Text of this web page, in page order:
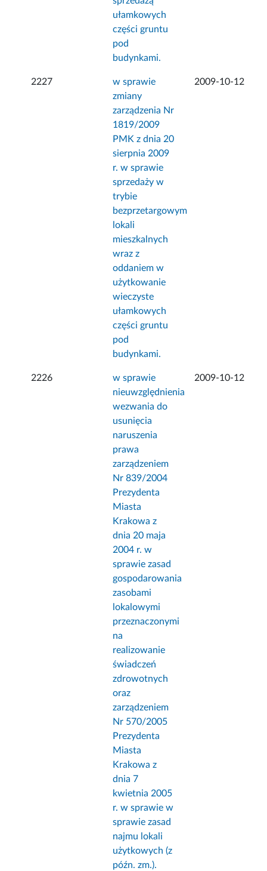
ułamkowych
części gruntu
pod
budynkami.
2227
w sprawie
zmiany
zarządzenia Nr
1819/2009
PMK z dnia 20
sierpnia 2009
r. w sprawie
sprzedaży w
trybie
bezprzetargowym
lokali
mieszkalnych
wraz z
oddaniem w
użytkowanie
wieczyste
ułamkowych
części gruntu
pod
budynkami.
2009-10-12
2226
w sprawie
nieuwzględnienia
wezwania do
usunięcia
naruszenia
prawa
zarządzeniem
Nr 839/2004
Prezydenta
Miasta
Krakowa z
dnia 20 maja
2004 r. w
sprawie zasad
gospodarowania
zasobami
lokalowymi
przeznaczonymi
na
realizowanie
świadczeń
zdrowotnych
oraz
zarządzeniem
Nr 570/2005
Prezydenta
Miasta
Krakowa z
dnia 7
kwietnia 2005
r. w sprawie w
sprawie zasad
najmu lokali
użytkowych (z
późn. zm.).
2009-10-12